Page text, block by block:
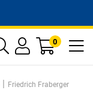
0
| Friedrich Fraberger